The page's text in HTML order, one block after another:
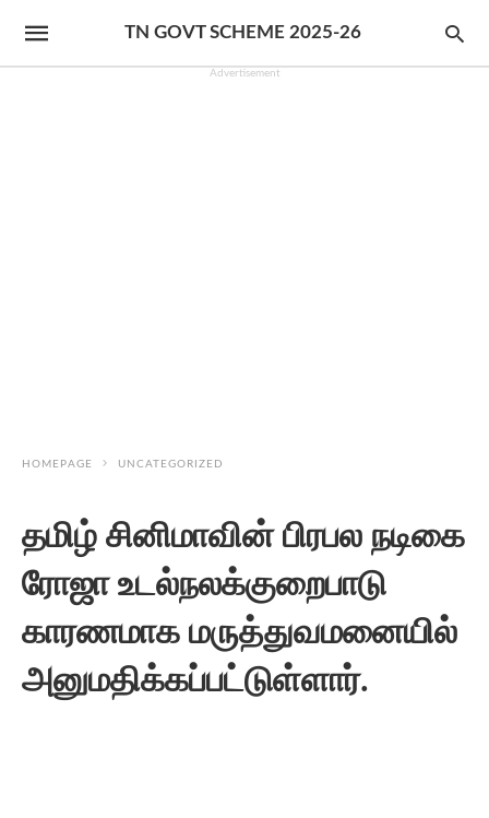
TN GOVT SCHEME 2025-26
Advertisement
HOMEPAGE UNCATEGORIZED
தமிழ் சினிமாவின் பிரபல நடிகை
ரோஜா உடல்நலக்குறைபாடு
காரணமாக மருத்துவமனையில்
அனுமதிக்கப்பட்டுள்ளார்.